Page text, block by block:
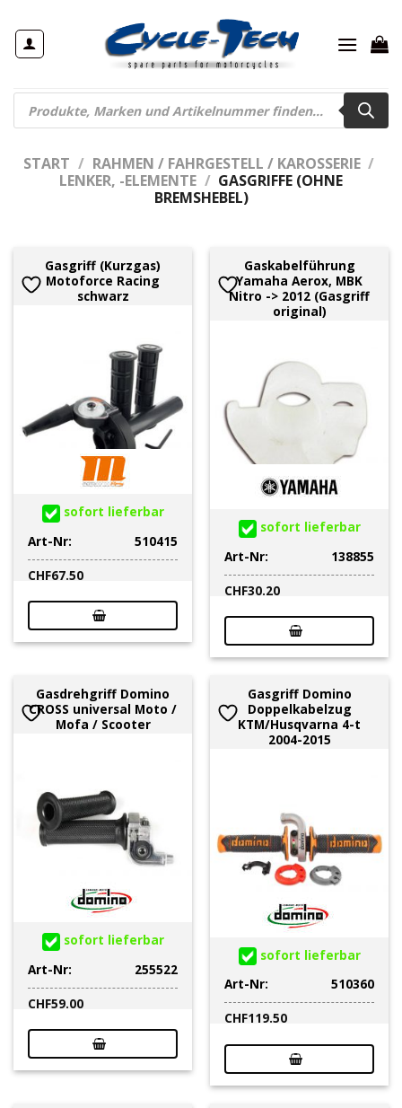
Inhalt
springen
Products
search
START / RAHMEN / FAHRGESTELL / KAROSSERIE /
LENKER, -ELEMENTE / GASGRIFFE (OHNE
BREMSHEBEL)
Gasgriff (Kurzgas)
Motoforce Racing
schwarz
sofort lieferbar
Art-Nr:
510415
CHF67.50
Gaskabelführung
Yamaha Aerox, MBK
Nitro -> 2012 (Gasgriff
original)
sofort lieferbar
Art-Nr:
138855
CHF30.20
Gasdrehgriff Domino
CROSS universal Moto /
Mofa / Scooter
sofort lieferbar
Art-Nr:
255522
CHF59.00
Gasgriff Domino
Doppelkabelzug
KTM/Husqvarna 4-t
2004-2015
sofort lieferbar
Art-Nr:
510360
CHF119.50